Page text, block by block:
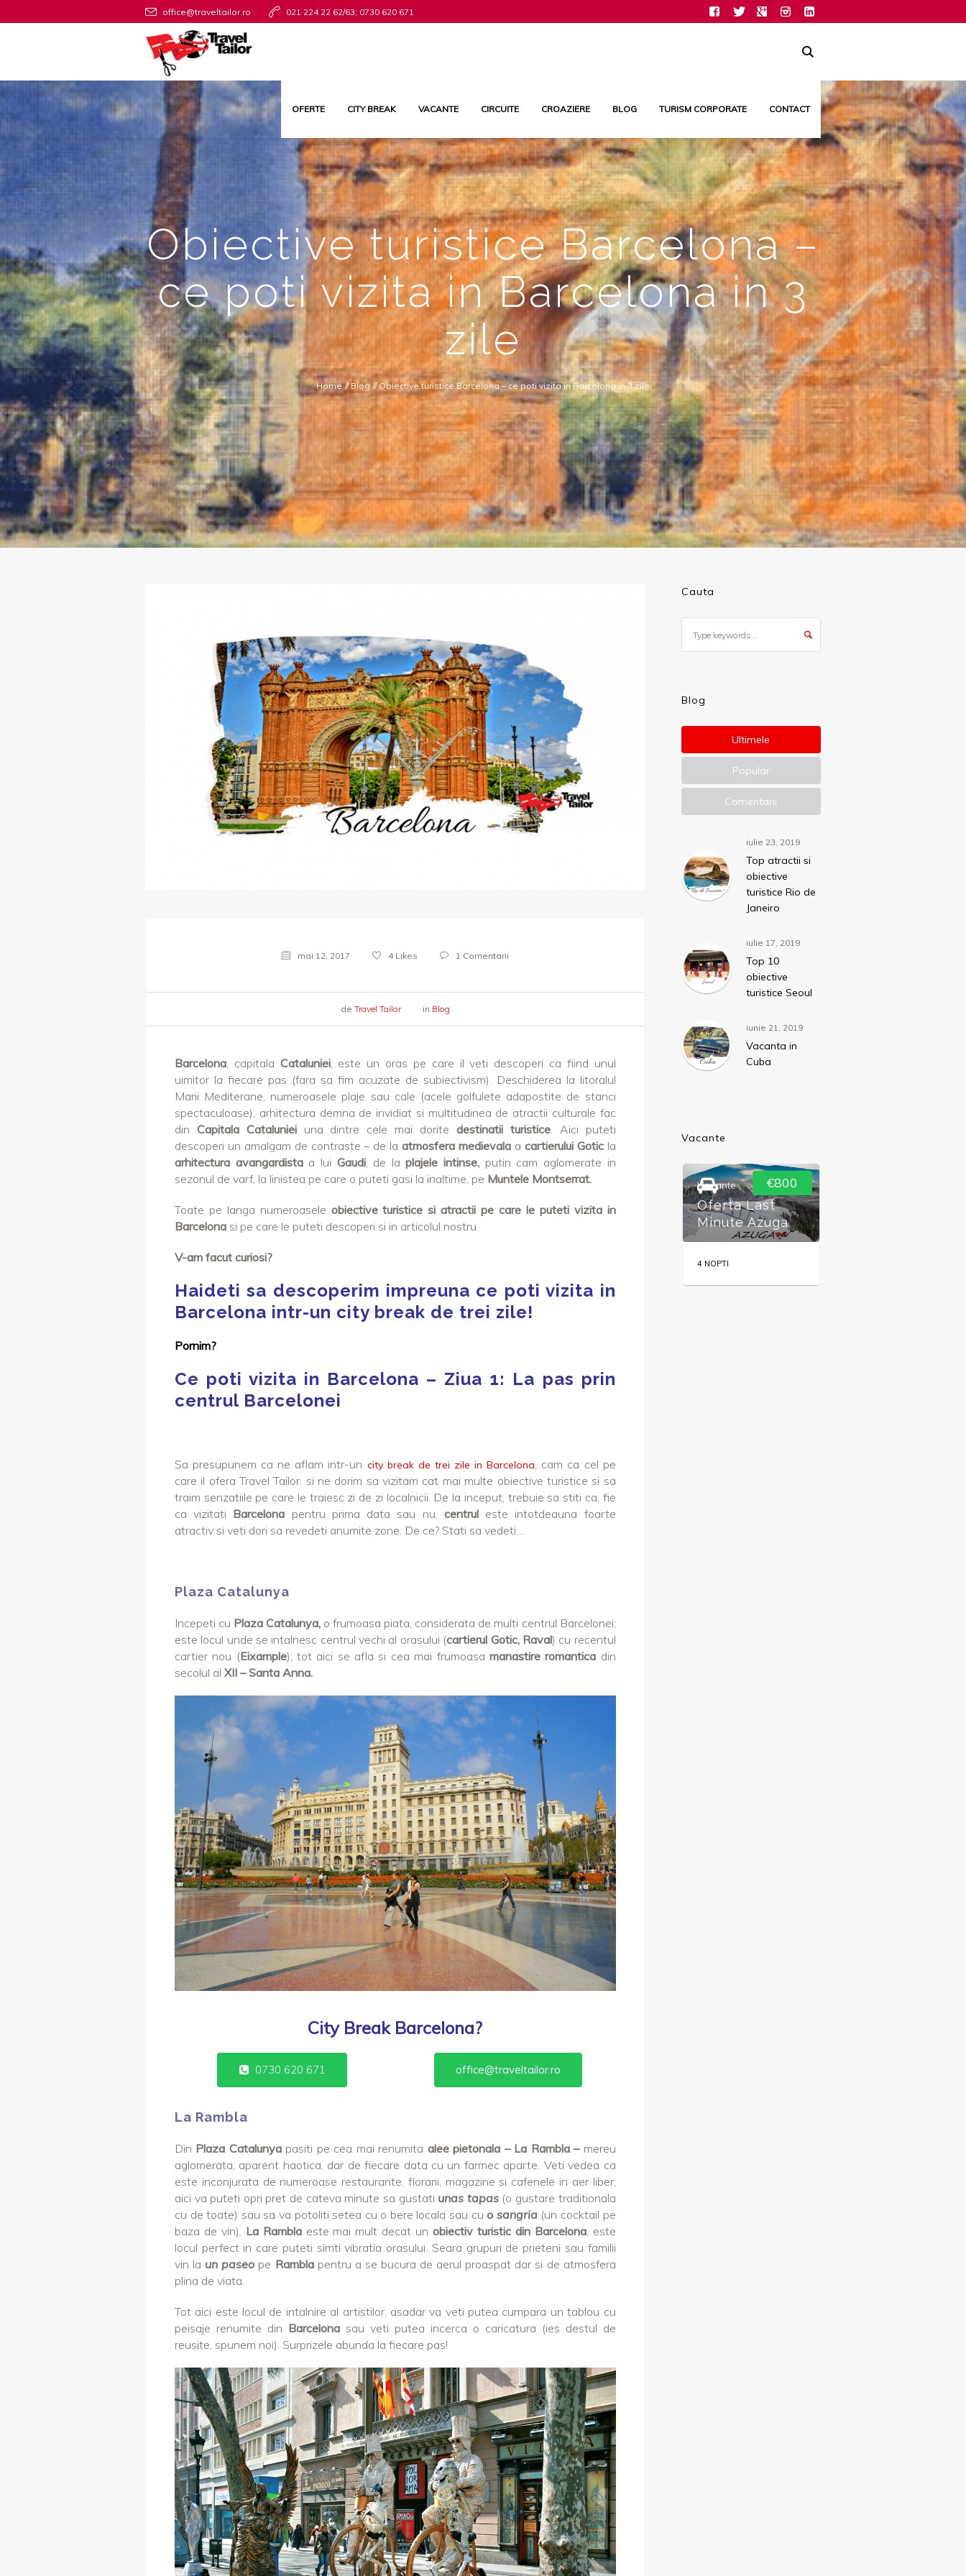
office@traveltailor.ro 021 224 22 62/63; 0730 620 671
OFERTE CITY BREAK VACANTE CIRCUITE CROAZIERE BLOG TURISM CORPORATE CONTACT
Obiective turistice Barcelona –
ce poti vizita in Barcelona in 3
zile
Home //Blog //Obiective turistice Barcelona – ce poti vizita in Barcelona in 3 zile
mai 12, 2017 4Likes 1 Comentarii
de Travel Tailor in Blog
Barcelona, capitala Cataluniei, este un oras pe care il veti descoperi ca fiind unul
uimitor la fiecare pas (fara sa fim acuzate de subiectivism). Deschiderea la litoralul
Marii Mediterane, numeroasele plaje sau cale (acele golfulete adapostite de stanci
spectaculoase), arhitectura demna de invidiat si multitudinea de atractii culturale fac
din Capitala Catalunieiuna dintre cele mai dorite destinatii turistice. Aici puteti
descoperi un amalgam de contraste – de laatmosfera medievala a cartierului Goticla
arhitectura avangardistaa lui Gaudi; de laplajele intinse, putin cam aglomerate in
sezonul de varf, la linistea pe care o puteti gasi la inaltime, pe Muntele Montserrat.
Toate pe langa numeroasele obiective turistice si atractii pe care le puteti vizita in
Barcelona si pe care le puteti descoperi si in articolul nostru.
V-am facut curiosi?
Haideti sa descoperim impreuna ce poti vizita in
Barcelona intr-un city break de trei zile!
Pornim?
Ce poti vizita in Barcelona – Ziua 1: La pas prin
centrul Barcelonei
Sa presupunem ca ne aflam intr-un city break de trei zile in Barcelona, cam ca cel pe
care il ofera Travel Tailor, si ne dorim sa vizitam cat mai multe obiective turistice si sa
traim senzatiile pe care le traiesc zi de zi localnicii. De la inceput, trebuie sa stiti ca, fie
ca vizitati Barcelona pentru prima data sau nu, centruleste intotdeauna foarte
atractiv si veti dori sa revedeti anumite zone. De ce? Stati sa vedeti…
Plaza Catalunya
Incepeti cu Plaza Catalunya, o frumoasa piata, considerata de multi centrul Barcelonei;
este locul unde se intalnesc centrul vechi al orasului (cartierul Gotic, Raval) cu recentul
cartier nou (Eixample); tot aici se afla si cea mai frumoasa manastire romantica din
secolul al XII – Santa Anna.
City Break Barcelona?
0730 620 671 office@traveltailor.ro
La Rambla
Din Plaza Catalunyapasiti pe cea mai renumita alee pietonala – La Rambla – mereu
aglomerata, aparent haotica, dar de fiecare data cu un farmec aparte. Veti vedea ca
este inconjurata de numeroase restaurante, florarii, magazine si cafenele in aer liber;
aici va puteti opri pret de cateva minute sa gustati unas tapas(o gustare traditionala
cu de toate) sau sa va potoliti setea cu o bere locala sau cuo sangria (un cocktail pe
baza de vin). La Ramblaeste mai mult decat unobiectiv turistic din Barcelona, este
locul perfect in care puteti simti vibratia orasului. Seara grupuri de prieteni sau familii
vin la un paseo pe Rambla pentru a se bucura de aerul proaspat dar si de atmosfera
plina de viata.
Tot aici este locul de intalnire al artistilor, asadar va veti putea cumpara un tablou cu
peisaje renumite din Barcelonasau veti putea incerca o caricatura (ies destul de
reusite, spunem noi). Surprizele abunda la fiecare pas!
Cauta
Blog
Ultimele
Popular
Comentarii
iulie 23, 2019
Top atractii si
obiective
turistice Rio de
Janeiro
iulie 17, 2019
Top 10
obiective
turistice Seoul
iunie 21, 2019
Vacanta in
Cuba
Vacante
€800
Vacante
Oferta Last
Minute Azuga
4 NOPTI